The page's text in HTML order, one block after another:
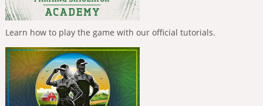
Learn how to play the game with our official tutorials.